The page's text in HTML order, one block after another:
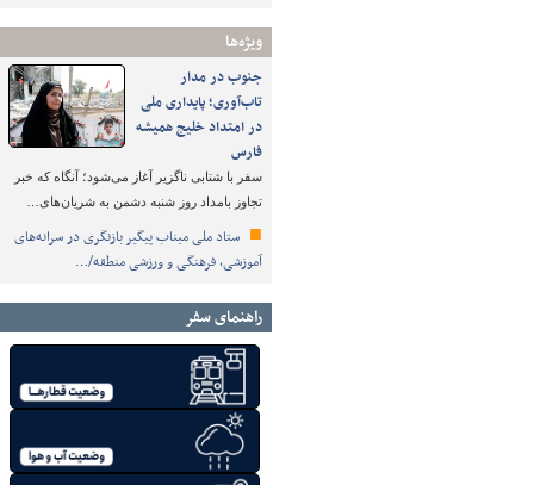
ویژه‌ها
جنوب در مدار
تاب‌آوری؛ پایداری ملی
در امتداد خلیج همیشه
فارس
سفر با شتابی ناگزیر آغاز می‌شود؛ آنگاه که خبر
تجاوز بامداد روز شنبه دشمن به شریان‌های…
ستاد ملی میناب پیگیر بازنگری در سرانه‌های
آموزشی، فرهنگی و ورزشی منطقه/…
راهنمای سفر